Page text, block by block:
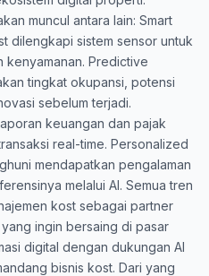
muncul antara lain: Smart
dilengkapi sistem sensor untuk
kenyamanan. Predictive
tingkat okupansi, potensi
sebelum terjadi.
keuangan dan pajak
real-time. Personalized
mendapatkan pengalaman
melalui AI. Semua tren
kost sebagai partner
ingin bersaing di pasar
digital dengan dukungan AI
bisnis kost. Dari yang